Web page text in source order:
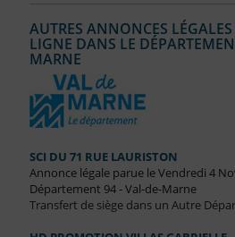
AUTRES ANNONCES
LIGNE DANS LE
MARNE
SCI DU 71 RUE LAURISTON
Annonce légale parue le Vendredi 4
Département 94 - Val-de-Marne
Transfert de siège dans un Autre